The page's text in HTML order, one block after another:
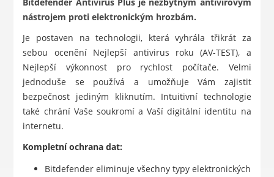
nástrojem proti elektronickým hrozbám.
Je postaven na technologii, která vyhrála třikrát za
sebou ocenění Nejlepší antivirus roku (AV-TEST), a
Nejlepší výkonnost pro rychlost počítače. Velmi
jednoduše se používá a umožňuje Vám zajistit
bezpečnost jediným kliknutím. Intuitivní technologie
také chrání Vaše soukromí a Vaší digitální identitu na
internetu.
Kompletní ochrana dat:
Bitdefender eliminuje všechny typy elektronických